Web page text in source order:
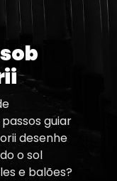
guiar
desenhe
o sol
e balões?